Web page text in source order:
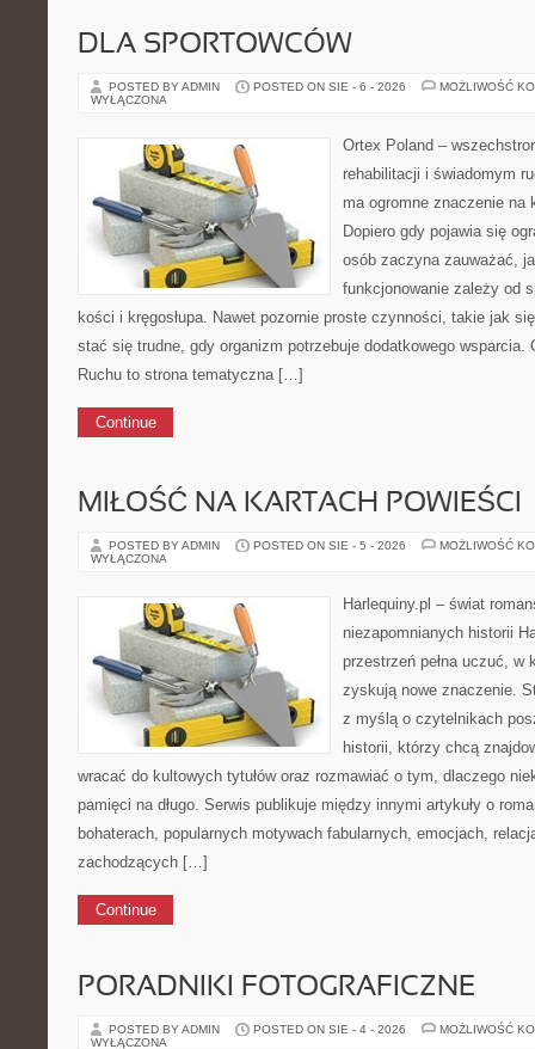
DLA SPORTOWCÓW
POSTED BY ADMIN POSTED ON SIE - 6 - 2026
MOŻLIWOŚĆ
WYŁĄCZONA
Ortex Poland –
rehabilitacji i świadomym
ma ogromne znaczenie na
Dopiero gdy pojawia się
osób zaczyna zauważać,
funkcjonowanie zależy od
kości i kręgosłupa. Nawet pozornie proste czynności, takie jak
stać się trudne, gdy organizm potrzebuje dodatkowego wsparcia.
Ruchu to strona tematyczna […]
Continue
MIŁOŚĆ NA KARTACH POWIEŚCI
POSTED BY ADMIN POSTED ON SIE - 5 - 2026
MOŻLIWOŚĆ
WYŁĄCZONA
Harlequiny.pl – świat
niezapomnianych historii
przestrzeń pełna uczuć, w
zyskują nowe znaczenie.
z myślą o czytelnikach
historii, którzy chcą
wracać do kultowych tytułów oraz rozmawiać o tym, dlaczego
pamięci na długo. Serwis publikuje między innymi artykuły o
bohaterach, popularnych motywach fabularnych, emocjach,
zachodzących […]
Continue
PORADNIKI FOTOGRAFICZNE
POSTED BY ADMIN POSTED ON SIE - 4 - 2026
MOŻLIWOŚĆ
WYŁĄCZONA